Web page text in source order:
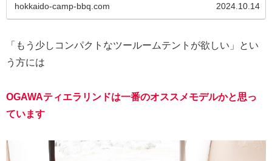
hokkaido-camp-bbq.com 2024.10.14
「もう少しコンパクトなツールームテントが欲しい」とい
う方には
OGAWAティエラリ ンドは一番のオススメモデルかと思っ
ています